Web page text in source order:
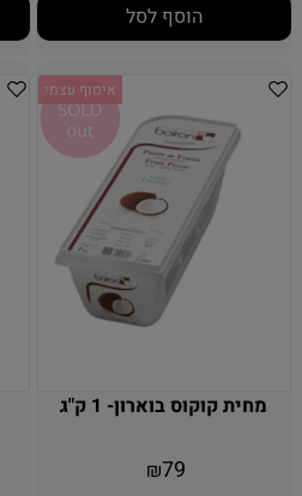
הוסף לסל
איסוף עצמי
מחית קוקוס בוארון- 1 ק"ג
₪79